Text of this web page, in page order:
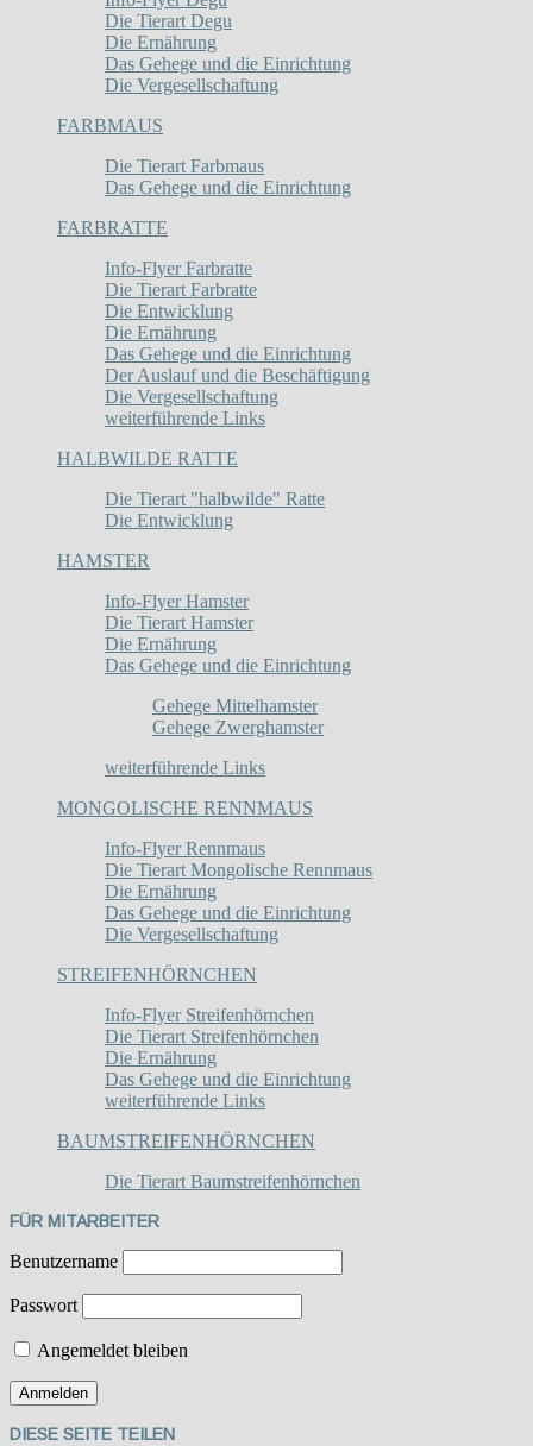
Die Tierart Degu
Die Ernährung
Das Gehege und die Einrichtung
Die Vergesellschaftung
FARBMAUS
Die Tierart Farbmaus
Das Gehege und die Einrichtung
FARBRATTE
Info-Flyer Farbratte
Die Tierart Farbratte
Die Entwicklung
Die Ernährung
Das Gehege und die Einrichtung
Der Auslauf und die Beschäftigung
Die Vergesellschaftung
weiterführende Links
HALBWILDE RATTE
Die Tierart "halbwilde" Ratte
Die Entwicklung
HAMSTER
Info-Flyer Hamster
Die Tierart Hamster
Die Ernährung
Das Gehege und die Einrichtung
Gehege Mittelhamster
Gehege Zwerghamster
weiterführende Links
MONGOLISCHE RENNMAUS
Info-Flyer Rennmaus
Die Tierart Mongolische Rennmaus
Die Ernährung
Das Gehege und die Einrichtung
Die Vergesellschaftung
STREIFENHÖRNCHEN
Info-Flyer Streifenhörnchen
Die Tierart Streifenhörnchen
Die Ernährung
Das Gehege und die Einrichtung
weiterführende Links
BAUMSTREIFENHÖRNCHEN
Die Tierart Baumstreifenhörnchen
FÜR MITARBEITER
Benutzername
Passwort
Angemeldet bleiben
DIESE SEITE TEILEN